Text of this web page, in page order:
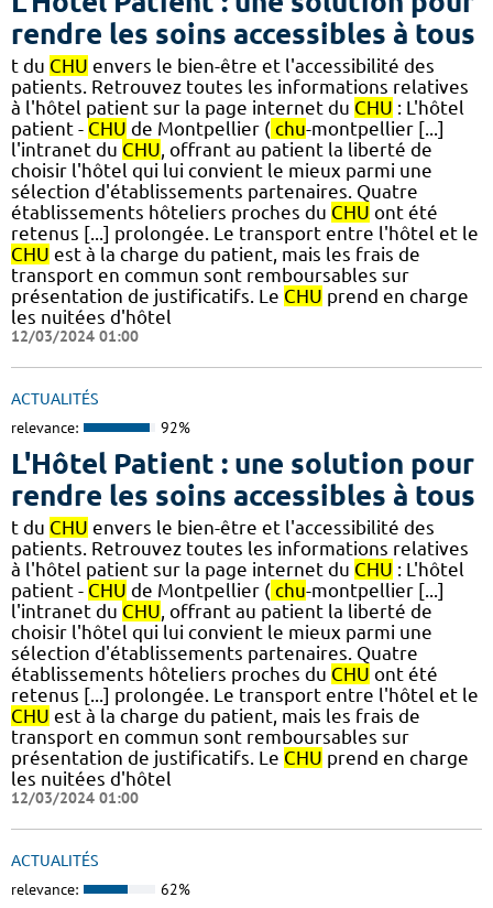
rendre les soins accessibles à tous
t du CHU envers le bien-être et l'accessibilité des
patients. Retrouvez toutes les informations relatives
à l'hôtel patient sur la page internet du CHU : L'hôtel
patient - CHU de Montpellier ( chu-montpellier [...]
l'intranet du CHU, offrant au patient la liberté de
choisir l'hôtel qui lui convient le mieux parmi une
sélection d'établissements partenaires. Quatre
établissements hôteliers proches du CHU ont été
retenus [...] prolongée. Le transport entre l'hôtel et le
CHU est à la charge du patient, mais les frais de
transport en commun sont remboursables sur
présentation de justificatifs. Le CHU prend en charge
les nuitées d'hôtel
12/03/2024 01:00
ACTUALITÉS
relevance: 92%
L'Hôtel Patient : une solution pour
rendre les soins accessibles à tous
t du CHU envers le bien-être et l'accessibilité des
patients. Retrouvez toutes les informations relatives
à l'hôtel patient sur la page internet du CHU : L'hôtel
patient - CHU de Montpellier ( chu-montpellier [...]
l'intranet du CHU, offrant au patient la liberté de
choisir l'hôtel qui lui convient le mieux parmi une
sélection d'établissements partenaires. Quatre
établissements hôteliers proches du CHU ont été
retenus [...] prolongée. Le transport entre l'hôtel et le
CHU est à la charge du patient, mais les frais de
transport en commun sont remboursables sur
présentation de justificatifs. Le CHU prend en charge
les nuitées d'hôtel
12/03/2024 01:00
ACTUALITÉS
relevance: 62%